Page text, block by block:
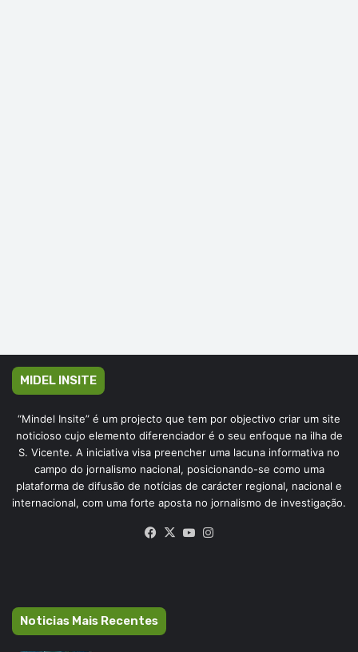
MIDEL INSITE
“Mindel Insite” é um projecto que tem por objectivo criar um site
noticioso cujo elemento diferenciador é o seu enfoque na ilha de
S. Vicente. A iniciativa visa preencher uma lacuna informativa no
campo do jornalismo nacional, posicionando-se como uma
plataforma de difusão de notícias de carácter regional, nacional e
internacional, com uma forte aposta no jornalismo de investigação.
Facebook
X YouTube
Noticias Mais Recentes